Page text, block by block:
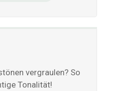
vergraulen? So
Tonalität!